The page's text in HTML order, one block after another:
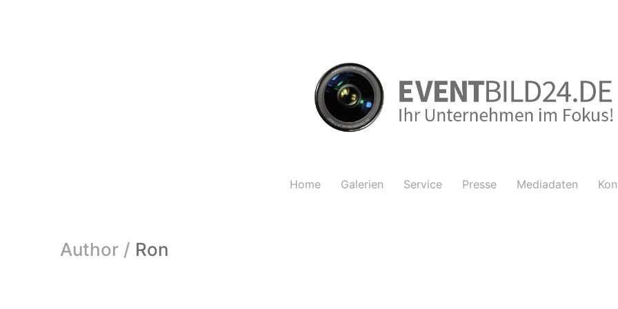
Home Galerien Service Presse Mediadaten
Author / Ron